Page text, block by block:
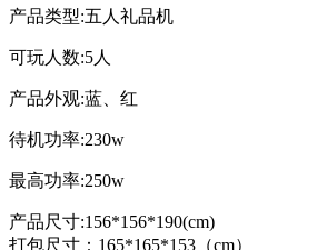
产品类型:五人礼品机
可玩人数:5人
产品外观:蓝、红
待机功率:230w
最高功率:250w
产品尺寸:156*156*190(cm)
打包尺寸：165*165*153（cm）